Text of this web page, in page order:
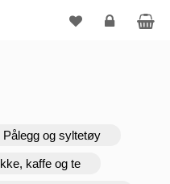
Pålegg og syltetøy
kaffe og te